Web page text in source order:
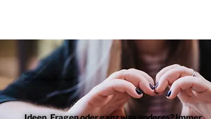
HI!
SCHÖN, DASS DU DA BIST